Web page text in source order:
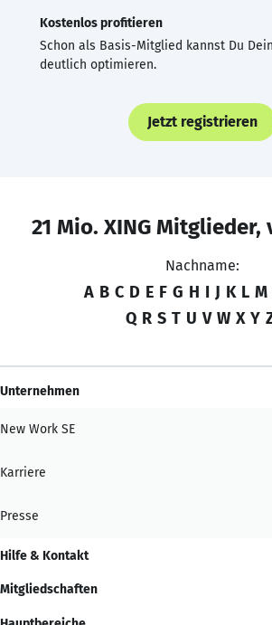
Kostenlos profitieren
Schon als Basis-Mitglied kannst Du
deutlich optimieren.
Jetzt registrieren
21 Mio. XING Mitglieder,
Nachname:
A B C D E F G H I J K L M
Q R S T U V W X Y
Unternehmen
New Work SE
Karriere
Presse
Hilfe & Kontakt
Mitgliedschaften